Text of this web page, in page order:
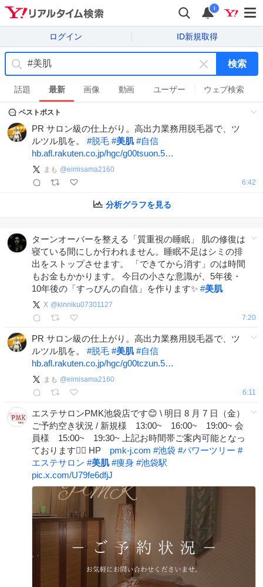
i
ログイン ID新規取得
キ
ー
ワ
ド
検索
話題 最新 画像 動画 ユーザー ウェブ検索
ベストポスト
PR サロン級の仕上がり。高出力業務用脱毛器で、ツ
ルツル肌を。 #脱毛 #美肌 #自信
hb.afl.rakuten.co.jp/hgc/g00tsuon.5…
まも @eimisama2160
6:42
分析グラフを見る
ターンオーバーを整える「質重視の睡眠」 肌の修復は
寝ている間にしか行われません。睡眠不足はシミの排
出をストップさせます。 「できてから消す」のは時間
もお金もかかります。 今日の小さな意識が、5年後・
10年後の「すっぴんの自信」を作ります✨ #美肌
X @ kinniku07301127
7:20
PR サロン級の仕上がり。高出力業務用脱毛器で、ツ
ルツル肌を。 #脱毛 #美肌 #自信
hb.afl.rakuten.co.jp/hgc/g00tczun.5…
まも @eimisama2160
6:11
エステサロンPMK池袋店です😊 \ 明日 8 月 7 日（金）
ご予約空き状況 / 新規様 13:00~ 16:00~ 19:00~ 会
員様 15:00~ 19:30~ 上記お時間帯ご案内可能となっ
ております💁‍♀️ HP pmk-j.com #池袋 #パワーツリー #
エステサロン #美肌 #痩身 #池袋駅
pic.x.com/U79fe6dfjJ